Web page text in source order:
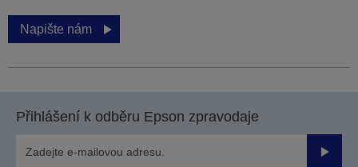
Napište nám
Přihlášení k odběru Epson zpravodaje